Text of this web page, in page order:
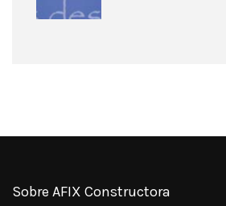
Sobre AFIX Constructora